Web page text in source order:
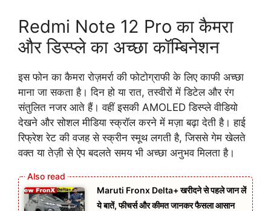
Redmi Note 12 Pro का कैमरा
और डिस्प्ले का अच्छा कॉम्बिनेशन
इस फोन का कैमरा रोज़मर्रा की फोटोग्राफी के लिए काफी अच्छा
माना जा सकता है। दिन हो या रात, तस्वीरों में डिटेल और रंग
संतुलित नजर आते हैं। वहीं इसकी AMOLED डिस्प्ले वीडियो
देखने और सोशल मीडिया स्क्रॉल करने में मज़ा बढ़ा देती है। हाई
रिफ्रेश रेट की वजह से स्क्रीन स्मूथ लगती है, जिससे गेम खेलते
वक्त या तेज़ी से ऐप बदलते समय भी अच्छा अनुभव मिलता है।
Maruti Fronx Delta+ खरीदने से पहले जान लें
ये बातें, फीचर्स और कीमत जानकर फैसला आसान